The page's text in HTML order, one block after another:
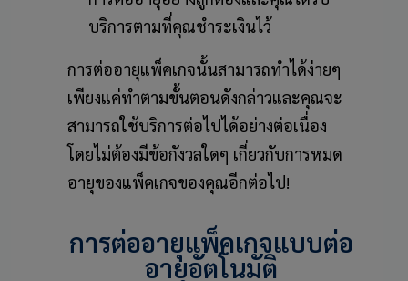
บริการตามที่คุณชำระเงินไว้
การต่ออายุแพ็คเกจนั้นสามารถทำได้ง่ายๆ
เพียงแค่ทำตามขั้นตอนดังกล่าวและคุณจะ
สามารถใช้บริการต่อไปได้อย่างต่อเนื่อง
โดยไม่ต้องมีข้อกังวลใดๆ เกี่ยวกับการหมด
อายุของแพ็คเกจของคุณอีกต่อไป!
การต่ออายุแพ็คเกจแบบต่อ
อายุอัตโนมัติ